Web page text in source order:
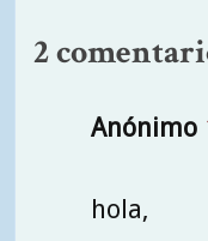
2
Anónimo
hola,